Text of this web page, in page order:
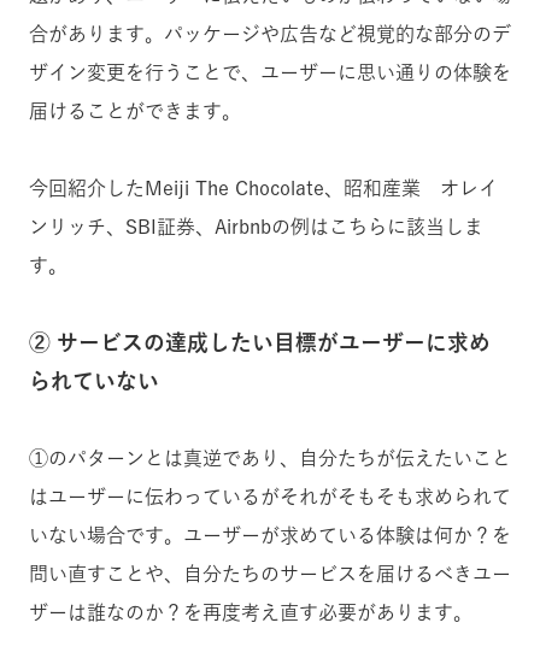
合があります。パッケージや広告など視覚的な部分のデ
ザイン変更を行うことで、ユーザーに思い通りの体験を
届けることができます。
今回紹介したMeiji The Chocolate、昭和産業 オレイ
ンリッチ、SBI証券、Airbnbの例はこちらに該当しま
す。
② サービスの達成したい目標がユーザーに求め
られていない
①のパターンとは真逆であり、自分たちが伝えたいこと
はユーザーに伝わっているがそれがそもそも求められて
いない場合です。ユーザーが求めている体験は何か？を
問い直すことや、自分たちのサービスを届けるべきユー
ザーは誰なのか？を再度考え直す必要があります。